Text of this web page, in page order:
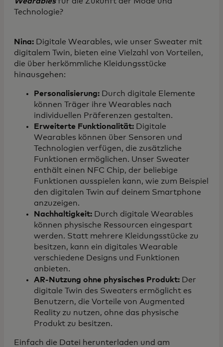
Technologie?
Nina: Digitale Wearables, wie unser Sweater mit
digitalem Twin, bieten eine Vielzahl von Vorteilen,
die über herkömmliche Kleidungsstücke
hinausgehen:
Personalisierung: Durch digitale Elemente
können Träger ihre Wearables nach
individuellen Präferenzen gestalten.
Erweiterte Funktionalität: Digitale
Wearables können über Sensoren und
Technologien verfügen, die zusätzliche
Funktionen ermöglichen. Unser Sweater
enthält einen NFC Chip, der beliebige
Funktionen ausspielen kann, wie zum Beispiel
den digitalen Twin auf deinem Smartphone
anzuzeigen.
Nachhaltigkeit: Durch digitale Wearables
können physische Ressourcen eingespart
werden. Statt mehrere Kleidungsstücke zu
besitzen, kann ein digitales Wearable
verschiedene Designs und Funktionen
anbieten.
AR-Nutzung ohne physisches Produkt: Der
digitale Twin des Sweaters ermöglicht es
Benutzern, die Vorteile von Augmented
Reality zu nutzen, ohne das physische
Produkt zu besitzen.
Einfach die Datei herunterladen und am